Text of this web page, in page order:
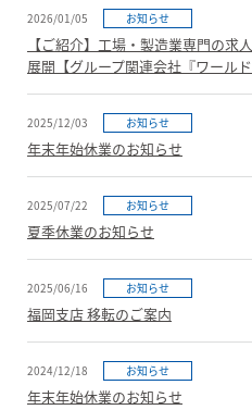
2026/01/05 お知らせ
【ご紹介】工場・製造業専門の求
展開【グループ関連会社『ワール
2025/12/03 お知らせ
年末年始休業のお知らせ
2025/07/22 お知らせ
夏季休業のお知らせ
2025/06/16 お知らせ
福岡支店 移転のご案内
2024/12/18 お知らせ
年末年始休業のお知らせ